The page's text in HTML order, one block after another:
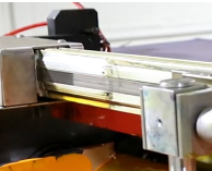
سبز محیطی
سیستم ضعیف الکلی
...یک جعبه الکل تشکیل
چرخ های آب، و یک
شناسایی سطح مایع